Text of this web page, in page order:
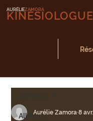
AURÉLIEZAMORA
KINÉSIOLOGUE
All PostsAurélie Zamora 8